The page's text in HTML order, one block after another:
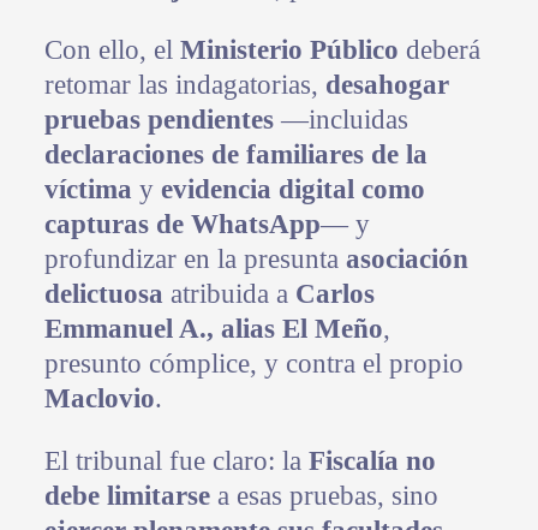
Con ello, el Ministerio Público deberá
retomar las indagatorias, desahogar
pruebas pendientes—incluidas
declaraciones de familiares de la
víctima y evidencia digital como
capturas de WhatsApp— y
profundizar en la presunta asociación
delictuosa atribuida a Carlos
Emmanuel A., alias El Meño,
presunto cómplice, y contra el propio
Maclovio.
El tribunal fue claro: la Fiscalía no
debe limitarsea esas pruebas, sino